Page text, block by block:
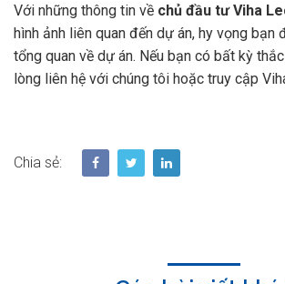
Với những thông tin về chủ đầu tư Viha
hình ảnh liên quan đến dự án, hy vọng bạn
tổng quan về dự án. Nếu bạn có bất kỳ
lòng liên hệ với chúng tôi hoặc truy cập
Chia sẻ: